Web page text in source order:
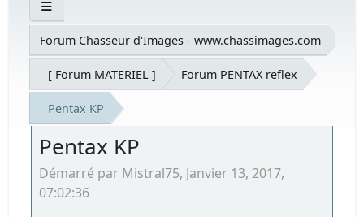
Forum Chasseur d'Images - www.chassimages.com
[ Forum MATERIEL ] Forum PENTAX reflex
Pentax KP
Pentax KP
Démarré par Mistral75, Janvier 13, 2017,
07:02:36